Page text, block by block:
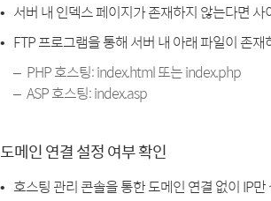
서버 내 인덱스 페이지가 존재하지 않는다면
FTP 프로그램을 통해 서버 내 아래 파일이 존
PHP 호스팅: index.html 또는 index.php
ASP 호스팅: index.asp
도메인 연결 설정 여부 확인
호스팅 관리 콘솔을 통한 도메인 연결 없이 IP